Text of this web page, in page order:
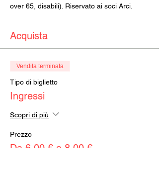
over 65, disabili). Riservato ai soci Arci.
Acquista
Vendita terminata
Tipo di biglietto
Ingressi
Scopri di più
Prezzo
Da 6,00 € a 8,00 €